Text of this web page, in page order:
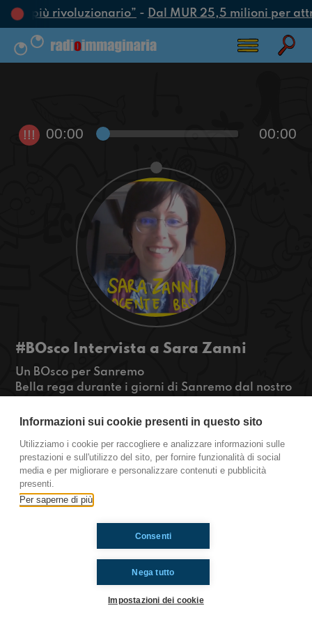
più rivoluzionario”- Dal MUR 25,5 milioni per
!!! 00:00 00:00
#BOsco Intervista a Sara Zanni
Un BOsco per Sanremo
Bella rega durante i giorni di Sanremo dal nostro
Zanni, professoressa e ricercatrice presso
School. Con lei abbiamo parlato di sostenibilità e
lavori del futuro per salvare il pianeta. Sentite
qui
Ti è piaciuto? Condividilo!
Informazioni sui cookie presenti in questo sito
Utilizziamo i cookie per raccogliere e analizzare informazioni sulle
prestazioni e sull'utilizzo del sito, per fornire funzionalità di social
media e per migliorare e personalizzare contenuti e pubblicità
presenti.
Per saperne di più
Nega tutto
Consenti
Impostazioni dei cookie